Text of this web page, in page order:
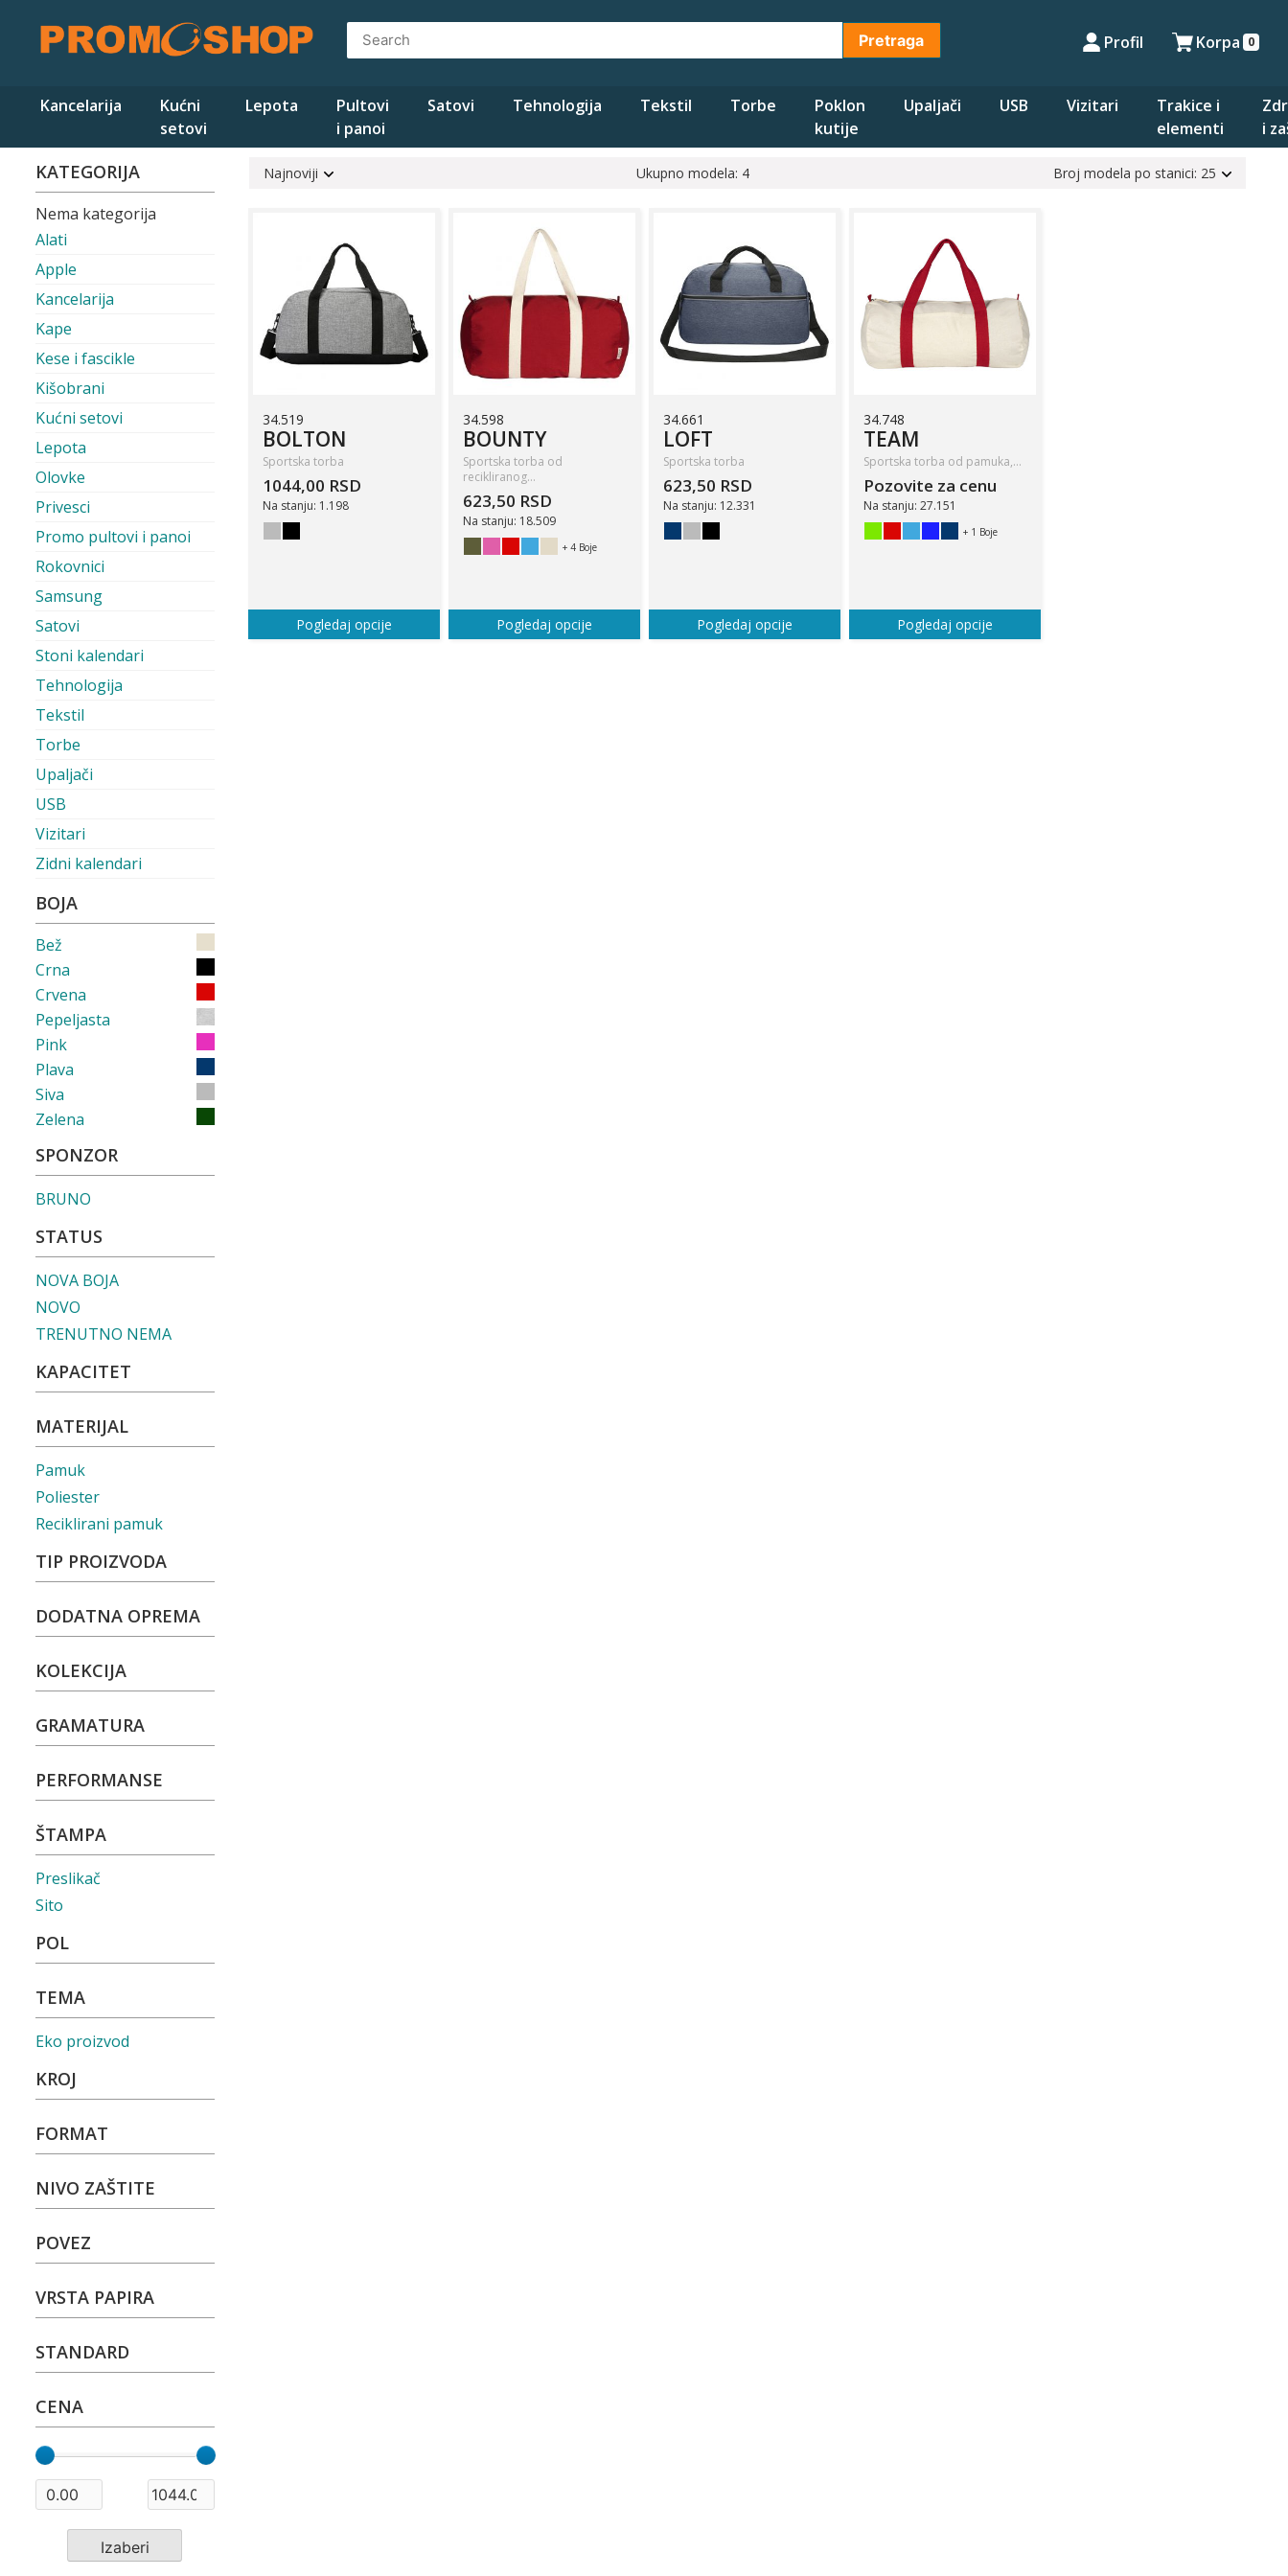
content
Pretraga Profil Korpa 0
Kancelarija
Kućni
setovi
Lepota
Pultovi
i panoi
Satovi Tehnologija Tekstil Torbe
Poklon
kutije
Upaljači USB Vizitari
Trakice i
elementi
i
Najnoviji Ukupno modela: 4 Broj modela po stanici: 25
34.519
BOLTON
Sportska torba
1044,00 RSD
Na stanju: 1.198
Pogledaj opcije
34.598
BOUNTY
Sportska torba od
recikliranog…
623,50 RSD
Na stanju: 18.509
+ 4 Boje
Pogledaj opcije
34.661
LOFT
Sportska torba
623,50 RSD
Na stanju: 12.331
Pogledaj opcije
34.748
TEAM
Sportska torba od pamuka,…
Pozovite za cenu
Na stanju: 27.151
+ 1 Boje
Pogledaj opcije
KATEGORIJA
Nema kategorija
Alati
Apple
Kancelarija
Kape
Kese i fascikle
Kišobrani
Kućni setovi
Lepota
Olovke
Privesci
Promo pultovi i panoi
Rokovnici
Samsung
Satovi
Stoni kalendari
Tehnologija
Tekstil
Torbe
Upaljači
USB
Vizitari
Zidni kalendari
BOJA
Bež
Crna
Crvena
Pepeljasta
Pink
Plava
Siva
Zelena
SPONZOR
BRUNO
STATUS
NOVA BOJA
NOVO
TRENUTNO NEMA
KAPACITET
MATERIJAL
Pamuk
Poliester
Reciklirani pamuk
TIP PROIZVODA
DODATNA OPREMA
KOLEKCIJA
GRAMATURA
PERFORMANSE
ŠTAMPA
Preslikač
Sito
POL
TEMA
Eko proizvod
KROJ
FORMAT
NIVO ZAŠTITE
POVEZ
VRSTA PAPIRA
STANDARD
CENA